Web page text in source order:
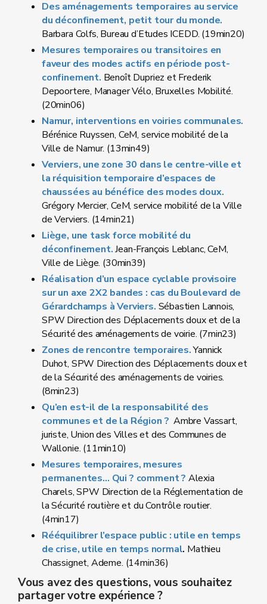
Des aménagements temporaires au service
du déconfinement, petit tour du monde.
Barbara Colfs, Bureau d’Etudes ICEDD. (19min20)
Mesures temporaires ou transitoires en
faveur des modes actifs en période post-
confinement. Benoît Dupriez et Frederik
Depoortere, Manager Vélo, Bruxelles Mobilité.
(20min06)
Namur, interventions en voiries communales.
Bérénice Ruyssen, CeM, service mobilité de la
Ville de Namur. (13min49)
Verviers, une zone 30 dans le centre-ville et
la réquisition temporaire d’espaces de
chaussées au bénéfice des modes doux.
Grégory Mercier, CeM, service mobilité de la Ville
de Verviers. (14min21)
Liège, une task force mobilité du
déconfinement.Jean-François Leblanc, CeM,
Ville de Liège. (30min39)
Réalisation d’un espace cyclable provisoire
sur un axe 2X2 bandes : cas du Boulevard de
Gérardchamps à Verviers. Sébastien Lannois,
SPW Direction des Déplacements doux et de la
Sécurité des aménagements de voirie. (7min23)
Zones de rencontre temporaires.Yannick
Duhot, SPW Direction des Déplacements doux et
de la Sécurité des aménagements de voiries.
(8min23)
Qu’en est-il de la responsabilité des
communes et de la Région ? Ambre Vassart,
juriste, Union des Villes et des Communes de
Wallonie. (11min10)
Mesures temporaires, mesures
permanentes… Qui ? comment ? Alexia
Charels, SPW Direction de la Réglementation de
la Sécurité routière et du Contrôle routier.
(4min17)
Rééquilibrer l’espace public : utile en temps
de crise, utile en temps normal. Mathieu
Chassignet, Ademe. (14min36)
Vous avez des questions, vous souhaitez
partager votre expérience ?